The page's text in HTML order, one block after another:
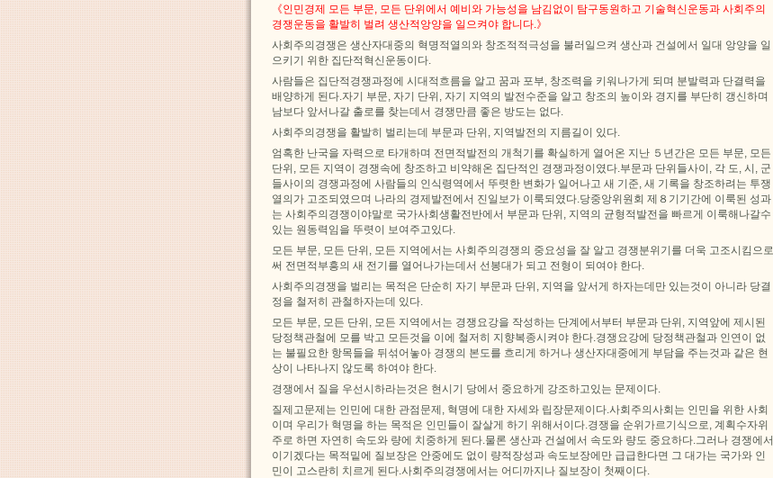
《인민경제 모든 부문, 모든 단위에서 예비와 가능성을 남김없이 탐구동원하고 기술혁신운동과 사회주의
경쟁운동을 활발히 벌려 생산적앙양을 일으켜야 합니다.》
사회주의경쟁은 생산자대중의 혁명적열의와 창조적적극성을 불러일으켜 생산과 건설에서 일대 앙양을 일
으키기 위한 집단적혁신운동이다.
사람들은 집단적경쟁과정에 시대적흐름을 알고 꿈과 포부, 창조력을 키워나가게 되며 분발력과 단결력을
배양하게 된다.자기 부문, 자기 단위, 자기 지역의 발전수준을 알고 창조의 높이와 경지를 부단히 갱신하며
남보다 앞서나갈 출로를 찾는데서 경쟁만큼 좋은 방도는 없다.
사회주의경쟁을 활발히 벌리는데 부문과 단위, 지역발전의 지름길이 있다.
엄혹한 난국을 자력으로 타개하며 전면적발전의 개척기를 확실하게 열어온 지난 ５년간은 모든 부문, 모든
단위, 모든 지역이 경쟁속에 창조하고 비약해온 집단적인 경쟁과정이였다.부문과 단위들사이, 각 도, 시, 군
들사이의 경쟁과정에 사람들의 인식령역에서 뚜렷한 변화가 일어나고 새 기준, 새 기록을 창조하려는 투쟁
열의가 고조되였으며 나라의 경제발전에서 진일보가 이룩되였다.당중앙위원회 제８기기간에 이룩된 성과
는 사회주의경쟁이야말로 국가사회생활전반에서 부문과 단위, 지역의 균형적발전을 빠르게 이룩해나갈수
있는 원동력임을 뚜렷이 보여주고있다.
모든 부문, 모든 단위, 모든 지역에서는 사회주의경쟁의 중요성을 잘 알고 경쟁분위기를 더욱 고조시킴으로
써 전면적부흥의 새 전기를 열어나가는데서 선봉대가 되고 전형이 되여야 한다.
사회주의경쟁을 벌리는 목적은 단순히 자기 부문과 단위, 지역을 앞서게 하자는데만 있는것이 아니라 당결
정을 철저히 관철하자는데 있다.
모든 부문, 모든 단위, 모든 지역에서는 경쟁요강을 작성하는 단계에서부터 부문과 단위, 지역앞에 제시된
당정책관철에 모를 박고 모든것을 이에 철저히 지향복종시켜야 한다.경쟁요강에 당정책관철과 인연이 없
는 불필요한 항목들을 뒤섞어놓아 경쟁의 본도를 흐리게 하거나 생산자대중에게 부담을 주는것과 같은 현
상이 나타나지 않도록 하여야 한다.
경쟁에서 질을 우선시하라는것은 현시기 당에서 중요하게 강조하고있는 문제이다.
질제고문제는 인민에 대한 관점문제, 혁명에 대한 자세와 립장문제이다.사회주의사회는 인민을 위한 사회
이며 우리가 혁명을 하는 목적은 인민들이 잘살게 하기 위해서이다.경쟁을 순위가르기식으로, 계획수자위
주로 하면 자연히 속도와 량에 치중하게 된다.물론 생산과 건설에서 속도와 량도 중요하다.그러나 경쟁에서
이기겠다는 목적밑에 질보장은 안중에도 없이 량적장성과 속도보장에만 급급한다면 그 대가는 국가와 인
민이 고스란히 치르게 된다.사회주의경쟁에서는 어디까지나 질보장이 첫째이다.